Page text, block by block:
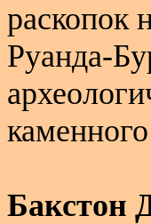
раскопок
Руанда-
Бакстон